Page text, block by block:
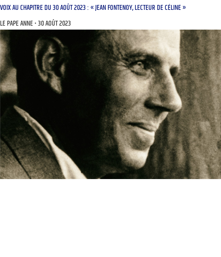
VOIX AU CHAPITRE DU 30 AOÛT 2023 : « JEAN FONTENOY, LECTEUR DE CÉLINE »
LE PAPE ANNE 30 AOÛT 2023